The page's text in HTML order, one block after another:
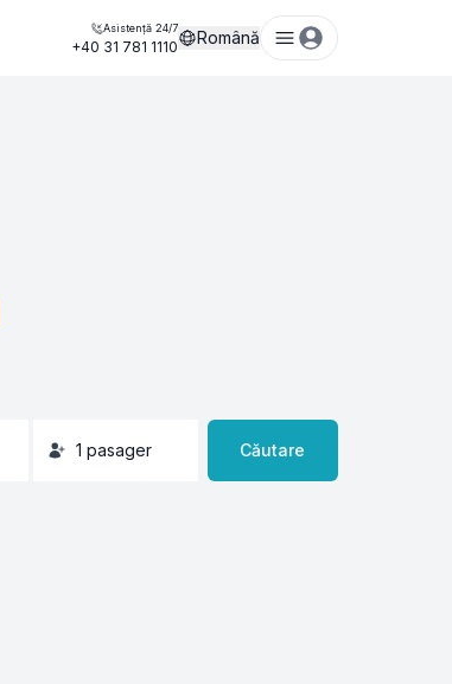
Asistență 24/7
+40 31 781 1110 Română
1 pasager Căutare